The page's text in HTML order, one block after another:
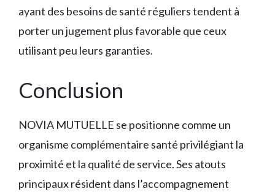
ayant des besoins de santé réguliers tendent à
porter un jugement plus favorable que ceux
utilisant peu leurs garanties.
Conclusion
NOVIA MUTUELLE se positionne comme un
organisme complémentaire santé privilégiant la
proximité et la qualité de service. Ses atouts
principaux résident dans l’accompagnement